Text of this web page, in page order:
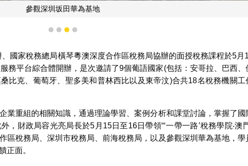
參觀深圳坂田華為基地
1 2 3 4
、國家稅務總局橫琴粵澳深度合作區稅務局協辦的面授稅務課程於5月
務平台綜合體開辦，是次邀請了9個葡語國家(包括：安哥拉、巴西、
比克、葡萄牙、聖多美和普林西比以及東帝汶)合共18名稅務機關工
業重組的相關知識，通過理論學習、案例分析和課堂討論，掌握了國
，財政局容光亮局長於5月15日至16日帶領“‘一帶一路’稅務學院‧澳
區稅務局、深圳市稅務局、前海稅務局，以及參觀深圳華為基地，學
正面。